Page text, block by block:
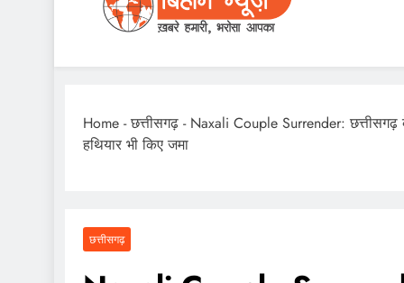
Home -छत्तीसगढ़ - Naxali Couple Surrender:
हथियार भी किए जमा
छत्तीसगढ़